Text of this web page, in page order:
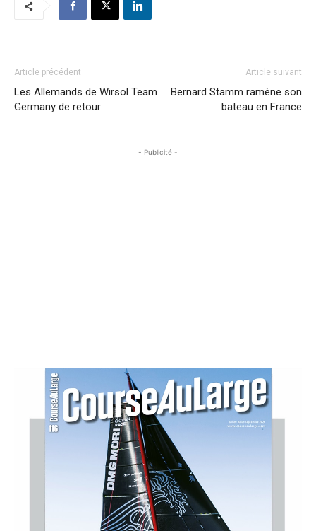
Article précédent
Les Allemands de Wirsol Team
Germany de retour
Article suivant
Bernard Stamm ramène son
bateau en France
- Publicité -